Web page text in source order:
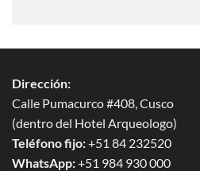
Dirección:
Calle Pumacurco #408, Cusco
(dentro del Hotel Arqueologo)
Teléfono fijo:+51 84 232520
WhatsApp:+51 984 930 000